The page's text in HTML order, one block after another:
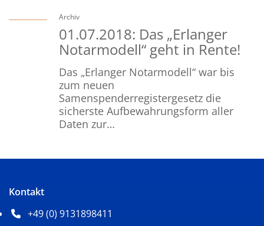
01.07.2018: Das „Erlanger
Notarmodell“ geht in Rente!
Archiv
Das „Erlanger Notarmodell“ war bis
zum neuen
Samenspenderregistergesetz die
sicherste Aufbewahrungsform aller
Daten zur…
Kontakt
+49 (0) 9131898411
Telefonnummer: 4 9 0 9 1 3 1 8 9 8 4 1 1